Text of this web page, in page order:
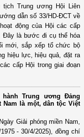
tịch Trung ương Hội Liên
dẫn số 33/HD-ĐCT về
động của Hội các cấp
Đây là bước đi cụ thể hóa
mới, sắp xếp tổ chức bộ
hiệu lực, hiệu quả, đặt ra
cấp Hội trong giai đoạn
Trung ương Đảng
Nam là một, dân tộc Việt
Giải phóng miền Nam,
- 30/4/2025), đồng chí